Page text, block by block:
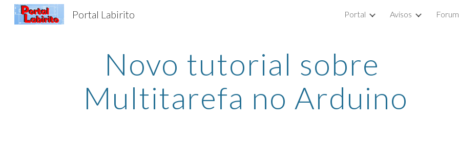
Skip to
Portal Labirito Portal Avisos Forum
Novo tutorial sobre
Multitarefa no Arduino